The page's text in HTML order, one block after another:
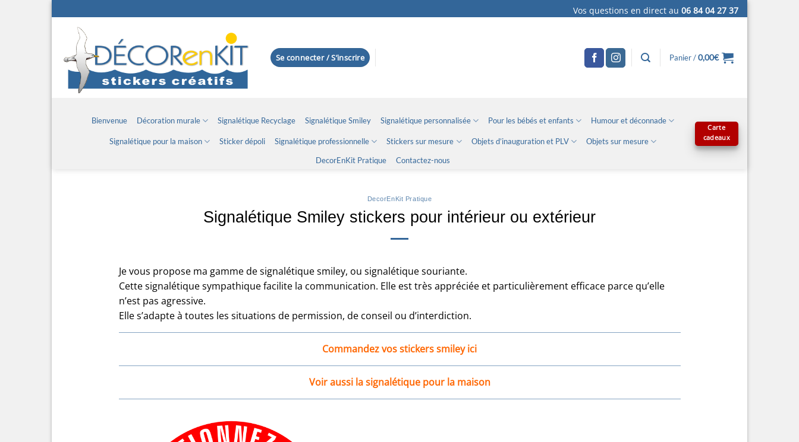
au
contenu
Vos questions en direct au 06 84 04 27 37
Se connecter / S’inscrire Panier /0,00€
Bienvenue Décoration murale Signalétique Recyclage Signalétique Smiley Signalétique personnalisée Pour les bébés et enfants Humour et déconnade
Signalétique pour la maison Sticker dépoli Signalétique professionnelle Stickers sur mesure Objets d’inauguration et PLV
Objets sur mesure
DecorEnKit Pratique
Contactez-nous
Carte
cadeaux
DecorEnKit Pratique
Signalétique Smiley stickers pour intérieur ou extérieur
Je vous propose ma gamme de signalétique smiley, ou signalétique souriante.
Cette signalétique sympathique facilite la communication. Elle est très appréciée et particulièrement efficace parce qu’elle
n’est pas agressive.
Elle s’adapte à toutes les situations de permission, de conseil ou d’interdiction.
Commandez vos stickers smiley ici
Voir aussi la signalétique pour la maison